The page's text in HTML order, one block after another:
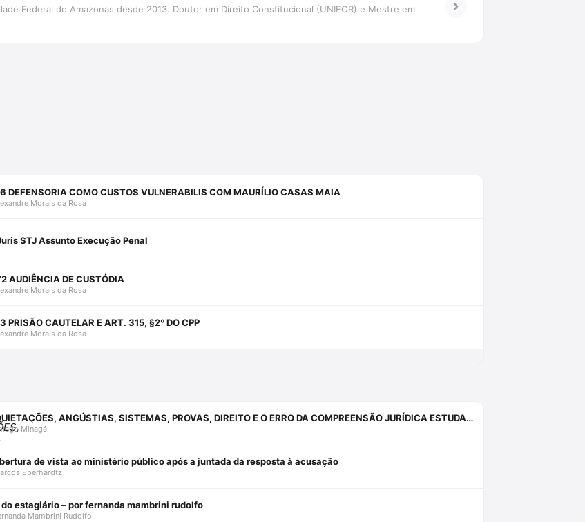
Federal do Amazonas desde 2013. Doutor em Direito Constitucional (UNIFOR) e Mestre em
DEFENSORIA COMO CUSTOS VULNERABILIS COM MAURÍLIO CASAS MAIA
Morais da Rosa
STJ Assunto Execução Penal
AUDIÊNCIA DE CUSTÓDIA
Morais da Rosa
PRISÃO CAUTELAR E ART. 315, §2º DO CPP
Morais da Rosa
INQUIETAÇÕES, ANGÚSTIAS, SISTEMAS, PROVAS, DIREITO E O ERRO DA COMPREENSÃO JURÍDICA ESTUDANDO APENAS O DIREITO.
Minagé
de vista ao ministério público após a juntada da resposta à acusação
Eberhardtz
do estagiário – por fernanda mambrini rudolfo
Mambrini Rudolfo